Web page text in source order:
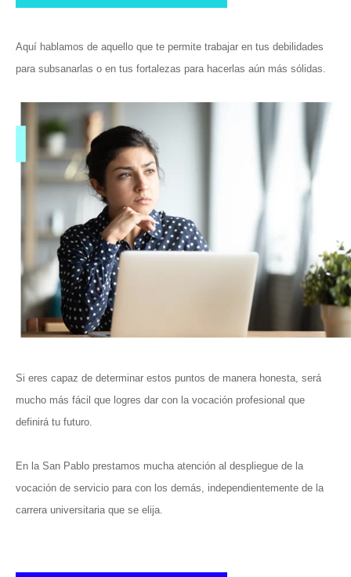
Aquí hablamos de aquello que te permite trabajar en tus debilidades
para subsanarlas o en tus fortalezas para hacerlas aún más sólidas.
Si eres capaz de determinar estos puntos de manera honesta, será
mucho más fácil que logres dar con la vocación profesional que
definirá tu futuro.
En la San Pablo prestamos mucha atención al despliegue de la
vocación de servicio para con los demás, independientemente de la
carrera universitaria que se elija.